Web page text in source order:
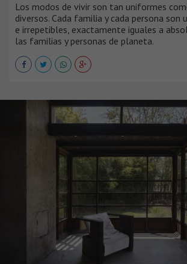
Los modos de vivir son tan uniformes
diversos. Cada familia y cada persona son
e irrepetibles, exactamente iguales a
las familias y personas de planeta.